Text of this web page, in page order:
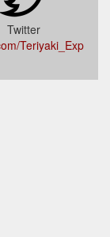
Twitter
Teriyaki_Exp